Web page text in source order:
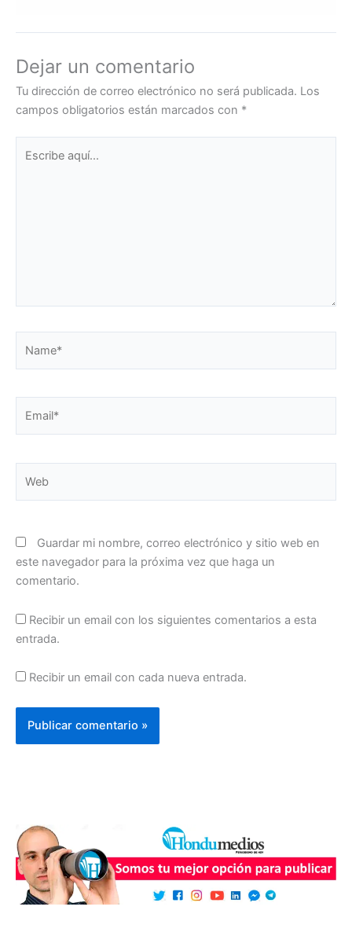
Dejar un comentario
Tu dirección de correo electrónico no será publicada. Los
campos obligatorios están marcados con *
aquí...
Guardar mi nombre, correo electrónico y sitio web en
este navegador para la próxima vez que haga un
comentario.
Recibir un email con los siguientes comentarios a esta
entrada.
Recibir un email con cada nueva entrada.